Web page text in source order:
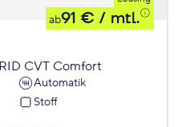
ab91 € / mtl.
CVT Comfort
Automatik
Stoff